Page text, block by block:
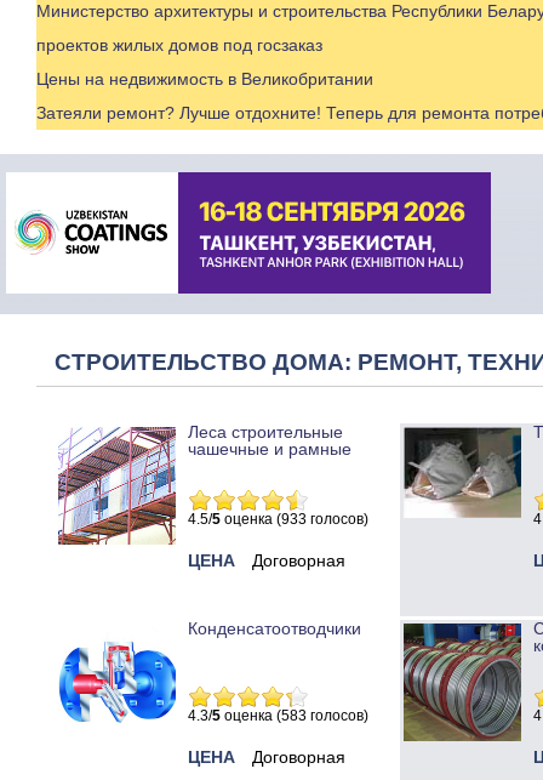
Министерство архитектуры и строительства Республики
проектов жилых домов под госзаказ
Цены на недвижимость в Великобритании
Затеяли ремонт? Лучше отдохните! Теперь для ремонта
СТРОИТЕЛЬСТВО ДОМА: РЕМОНТ,
Леса строительные
чашечные и рамные
4.5/5 оценка (933 голосов)
ЦЕНА Договорная
Конденсатоотводчики
4.3/5 оценка (583 голосов)
ЦЕНА Договорная